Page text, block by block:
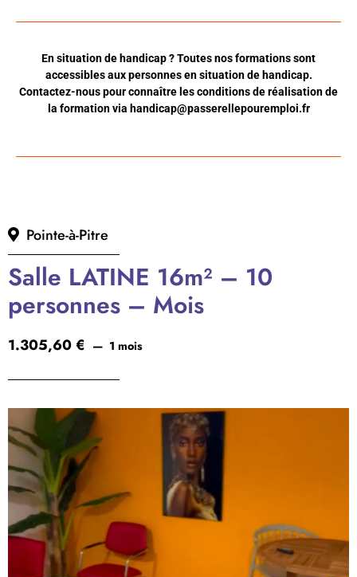
En situation de handicap ? Toutes nos formations sont
accessibles aux personnes en situation de handicap.
Contactez-nous pour connaître les conditions de réalisation de
la formation via handicap@passerellepouremploi.fr
Pointe-à-Pitre
Salle LATINE 16m² – 10
personnes – Mois
1.305,60€ 1 mois